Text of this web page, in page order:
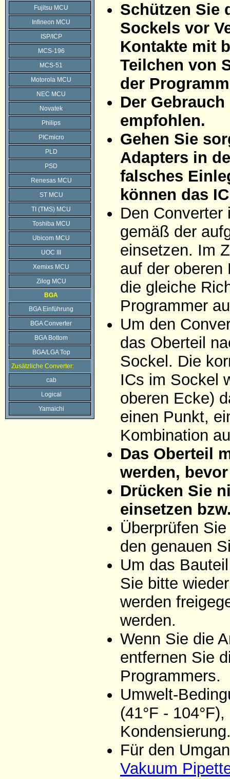
Fujitsu MCU
Infineon MCU
ISP/ICP
MCS-196
MCS-51
Motorola MCU
NEC MCU
Novatek
Philips
PICmicro
PLD
PSD
Renesas MCU
ST MCU
TI (TMS) MCU
Toshiba MCU
Ubicom MCU
UOC III
Xemixs MCU
Zilog MCU
BGA
BGA Einführung
BGA Converter
BGA Bottom
BGA/LGA Top
Zusätzliche Converter:
cab
Logical
Yamaichi
Schützen Sie
Sockels vor
Kontakte mit
Teilchen von
der
Der
empfohlen.
Gehen Sie
Adapters in
falsches
können das
Den
gemäß der
einsetzen. Im
auf der
die gleiche
Programmer
Um den
das Oberteil
Sockel. Die
ICs im Sockel
oberen Ecke)
einen Punkt,
Kombination
Das Oberteil
werden,
Drücken Sie
einsetzen
Überprüfen
den genauen
Um das
Sie bitte
werden
werden.
Wenn Sie die
entfernen Sie
Programmers.
Umwelt-
(41°F -
Für den
Vakuum